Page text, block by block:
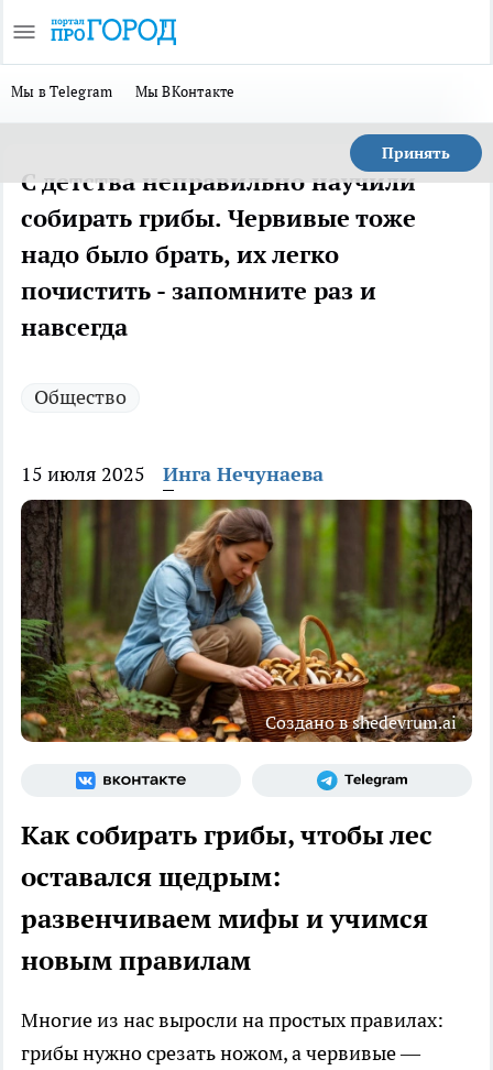
Мы в Telegram Мы ВКонтакте
Принять
С детства неправильно научили
собирать грибы. Червивые тоже
надо было брать, их легко
почистить - запомните раз и
навсегда
Общество
15 июля 2025 Инга Нечунаева
Создано в shedevrum.ai
Как собирать грибы, чтобы лес
оставался щедрым:
развенчиваем мифы и учимся
новым правилам
Многие из нас выросли на простых правилах:
грибы нужно срезать ножом, а червивые —